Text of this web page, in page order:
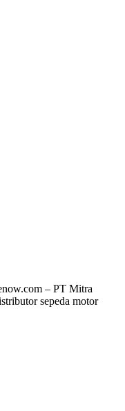
– PT Mitra
sepeda motor